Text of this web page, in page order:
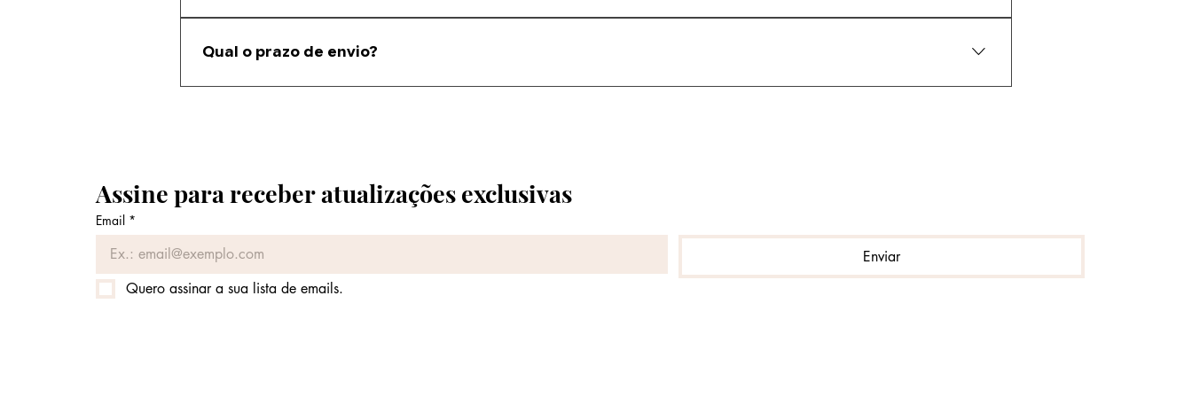
Qual o prazo de envio?
Assine para receber atualizações exclusivas
Email *
Enviar
Quero assinar a sua lista de emails.